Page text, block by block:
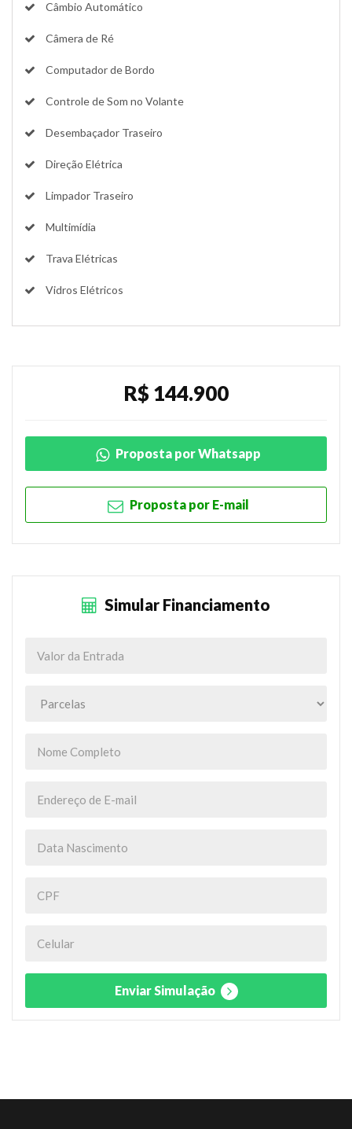
Câmbio Automático
Câmera de Ré
Computador de Bordo
Controle de Som no Volante
Desembaçador Traseiro
Direção Elétrica
Limpador Traseiro
Multimídia
Trava Elétricas
Vidros Elétricos
R$ 144.900
Proposta por Whatsapp
Proposta por E-mail
Simular Financiamento
Enviar Simulação